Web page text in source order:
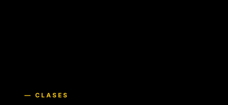
— CLASES